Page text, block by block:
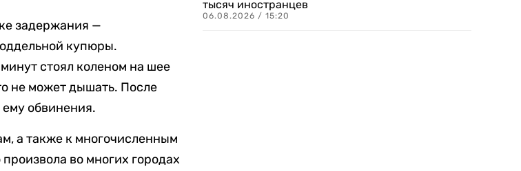
задержания —
купюры.
стоял коленом на шее
не может дышать. После
обвинения.
а также к многочисленным
во многих городах
тысяч иностранцев
06.08.2026 / 15:20